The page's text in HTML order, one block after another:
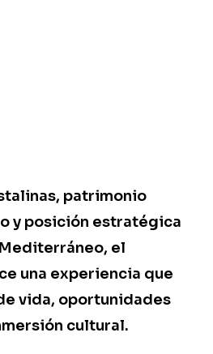
patrimonio
y posición estratégica
el
una experiencia que
vida, oportunidades
cultural.